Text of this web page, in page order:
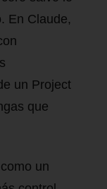
En Claude,
un Project
que
un